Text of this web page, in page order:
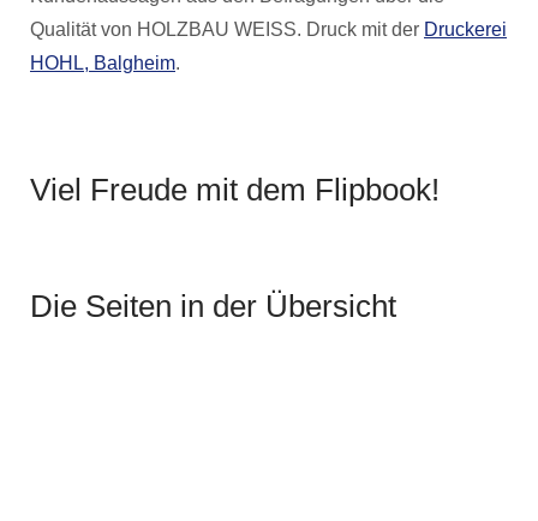
Qualität von HOLZBAU WEISS. Druck mit der Druckerei
HOHL, Balgheim.
Viel Freude mit dem Flipbook!
Die Seiten in der Übersicht